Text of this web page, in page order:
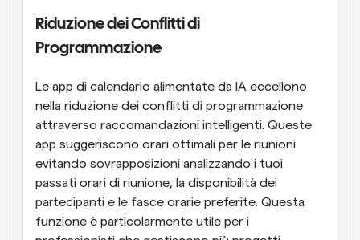
Riduzione dei Conflitti di
Programmazione
Le app di calendario alimentate da IA eccellono
nella riduzione dei conflitti di programmazione
attraverso raccomandazioni intelligenti. Queste
app suggeriscono orari ottimali per le riunioni
evitando sovrapposizioni analizzando i tuoi
passati orari di riunione, la disponibilità dei
partecipanti e le fasce orarie preferite. Questa
funzione è particolarmente utile per i